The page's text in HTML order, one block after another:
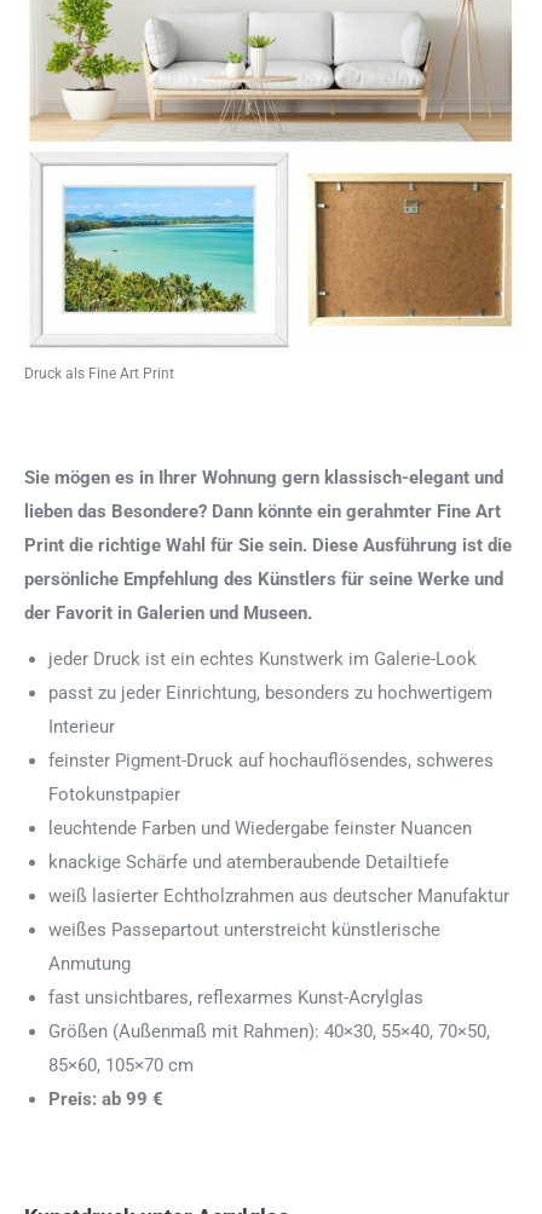
Druck als Fine Art Print
Sie mögen es in Ihrer Wohnung gern klassisch-elegant und
lieben das Besondere? Dann könnte ein gerahmter Fine Art
Print die richtige Wahl für Sie sein. Diese Ausführung ist die
persönliche Empfehlung des Künstlers für seine Werke und
der Favorit in Galerien und Museen.
jeder Druck ist ein echtes Kunstwerk im Galerie-Look
passt zu jeder Einrichtung, besonders zu hochwertigem
Interieur
feinster Pigment-Druck auf hochauflösendes, schweres
Fotokunstpapier
leuchtende Farben und Wiedergabe feinster Nuancen
knackige Schärfe und atemberaubende Detailtiefe
weiß lasierter Echtholzrahmen aus deutscher Manufaktur
weißes Passepartout unterstreicht künstlerische
Anmutung
fast unsichtbares, reflexarmes Kunst-Acrylglas
Größen (Außenmaß mit Rahmen): 40×30, 55×40, 70×50,
85×60, 105×70 cm
Preis: ab 99 €